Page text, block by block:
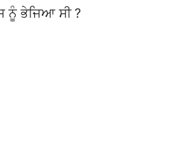
ਨੂੰ ਭੇਜਿਆ ਸੀ ?